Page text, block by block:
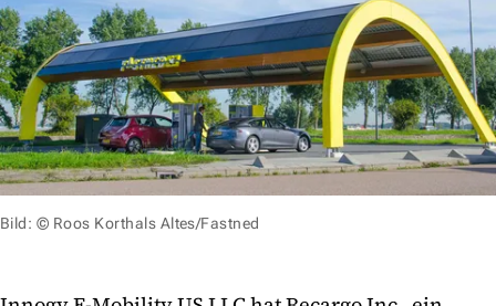
Bild: © Roos Korthals Altes/Fastned